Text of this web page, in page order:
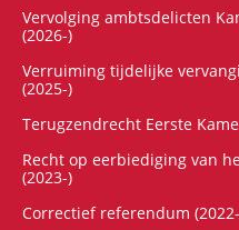
Vervolging ambtsdelicten
(2026-)
Verruiming tijdelijke
(2025-)
Terugzendrecht Eerste
Recht op eerbiediging van
(2023-)
Correctief referendum